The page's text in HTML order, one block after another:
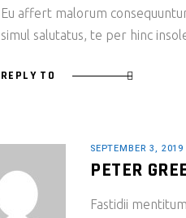
Eu affert malorum
simul salutatus, te per hinc
REPLY TO
SEPTEMBER 3, 2019
PETER
Fastidii